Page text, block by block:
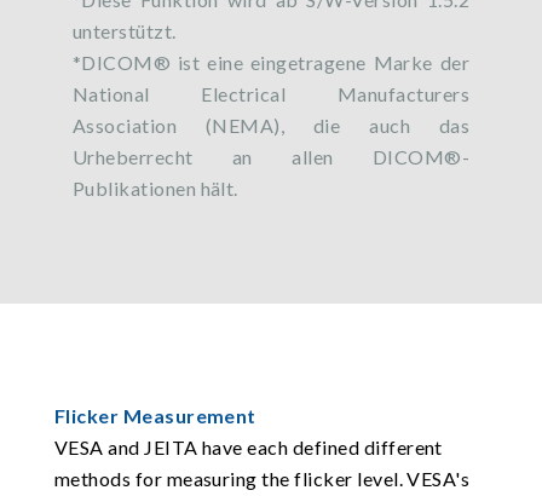
unterstützt.
*DICOM® ist eine eingetragene Marke der
National Electrical Manufacturers
Association (NEMA), die auch das
Urheberrecht an allen DICOM®-
Publikationen hält.
Flicker Measurement
VESA and JEITA have each defined different
methods for measuring the flicker level. VESA's